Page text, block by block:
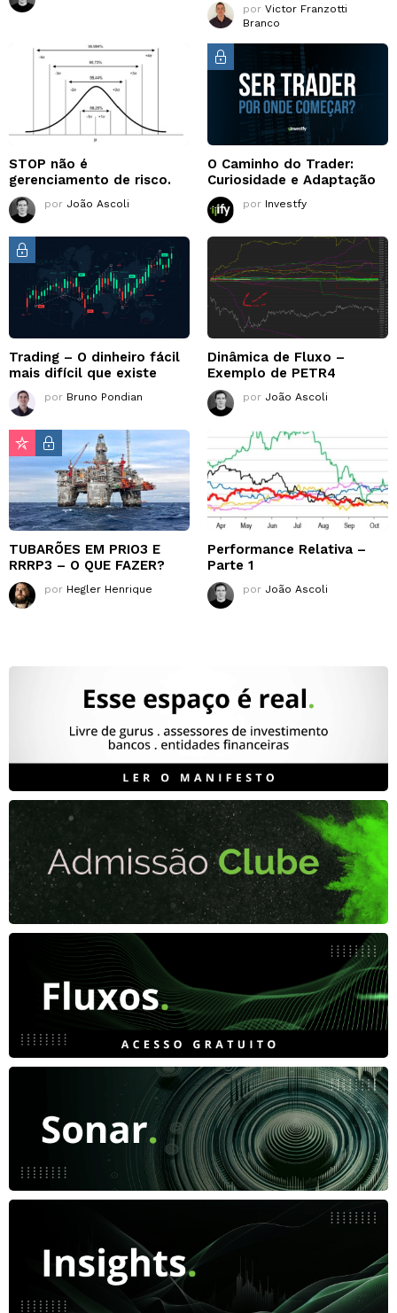
por Victor Franzotti
Branco
STOP não é
gerenciamento de risco.
por João Ascoli
O Caminho do Trader:
Curiosidade e Adaptação
por Investfy
Trading – O dinheiro fácil
mais difícil que existe
por Bruno Pondian
Dinâmica de Fluxo –
Exemplo de PETR4
por João Ascoli
TUBARÕES EM PRIO3 E
RRRP3 – O QUE FAZER?
por Hegler Henrique
Performance Relativa –
Parte 1
por João Ascoli